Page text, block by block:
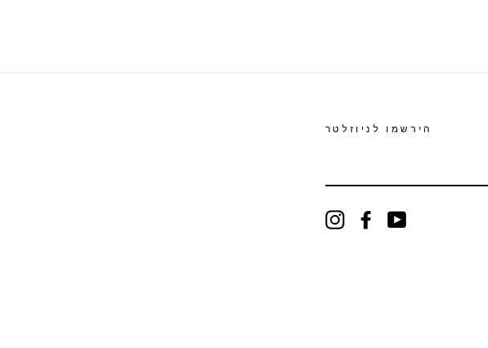
הירשמו לניוזלטר
InstagramFacebookYouTube